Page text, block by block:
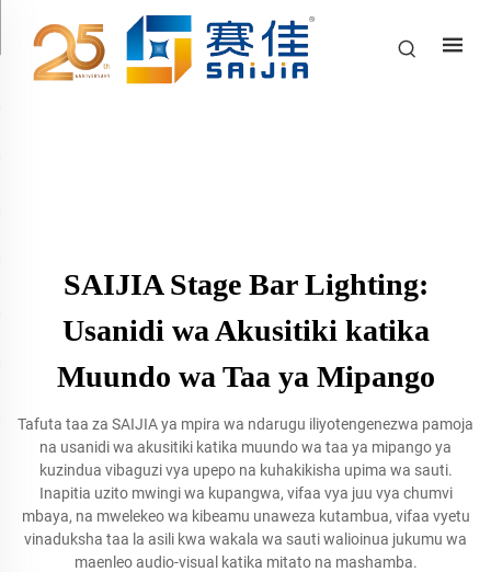
SAIJIA Stage Bar Lighting:
Usanidi wa Akusitiki katika
Muundo wa Taa ya Mipango
Tafuta taa za SAIJIA ya mpira wa ndarugu iliyotengenezwa pamoja
na usanidi wa akusitiki katika muundo wa taa ya mipango ya
kuzindua vibaguzi vya upepo na kuhakikisha upima wa sauti.
Inapitia uzito mwingi wa kupangwa, vifaa vya juu vya chumvi
mbaya, na mwelekeo wa kibeamu unaweza kutambua, vifaa vyetu
vinaduksha taa la asili kwa wakala wa sauti walioinua jukumu wa
maenleo audio-visual katika mitato na mashamba.